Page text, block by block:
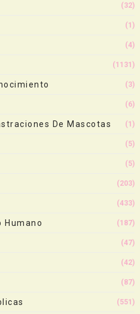
(32)
(1)
(4)
(1131)
(3)
(6)
De Mascotas (1)
(5)
(5)
(203)
(433)
Humano (187)
(47)
(42)
(87)
(551)